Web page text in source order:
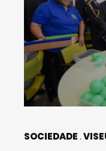
SOCIEDADE